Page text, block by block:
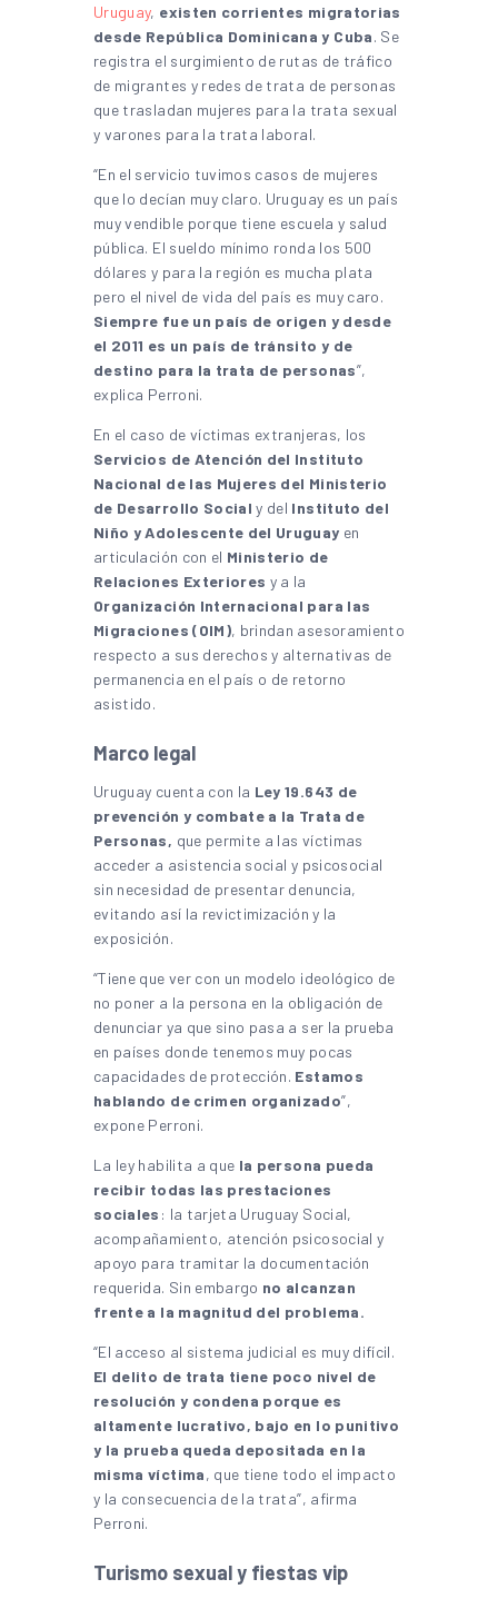
Uruguay, existen corrientes migratorias
desde República Dominicana y Cuba. Se
registra el surgimiento de rutas de tráfico
de migrantes y redes de trata de personas
que trasladan mujeres para la trata sexual
y varones para la trata laboral.
“En el servicio tuvimos casos de mujeres
que lo decían muy claro. Uruguay es un país
muy vendible porque tiene escuela y salud
pública. El sueldo mínimo ronda los 500
dólares y para la región es mucha plata
pero el nivel de vida del país es muy caro.
Siempre fue un país de origen y desde
el 2011 es un país de tránsito y de
destino para la trata de personas”,
explica Perroni.
En el caso de víctimas extranjeras, los
Servicios de Atención del Instituto
Nacional de las Mujeres del Ministerio
de Desarrollo Social y del Instituto del
Niño y Adolescente del Uruguay en
articulación con el Ministerio de
Relaciones Exteriores y a la
Organización Internacional para las
Migraciones (OIM), brindan asesoramiento
respecto a sus derechos y alternativas de
permanencia en el país o de retorno
asistido.
Marco legal
Uruguay cuenta con la Ley 19.643 de
prevención y combate a la Trata de
Personas, que permite a las víctimas
acceder a asistencia social y psicosocial
sin necesidad de presentar denuncia,
evitando así la revictimización y la
exposición.
“Tiene que ver con un modelo ideológico de
no poner a la persona en la obligación de
denunciar ya que sino pasa a ser la prueba
en países donde tenemos muy pocas
capacidades de protección. Estamos
hablando de crimen organizado”,
expone Perroni.
La ley habilita a que la persona pueda
recibir todas las prestaciones
sociales : la tarjeta Uruguay Social,
acompañamiento, atención psicosocial y
apoyo para tramitar la documentación
requerida. Sin embargo no alcanzan
frente a la magnitud del problema.
“El acceso al sistema judicial es muy difícil.
El delito de trata tiene poco nivel de
resolución y condena porque es
altamente lucrativo, bajo en lo punitivo
y la prueba queda depositada en la
misma víctima, que tiene todo el impacto
y la consecuencia de la trata”, afirma
Perroni.
Turismo sexual y fiestas vip